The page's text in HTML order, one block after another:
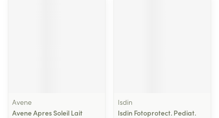
Avene
Avene Apres Soleil Lait
Isdin
Isdin Fotoprotect. Pediat.